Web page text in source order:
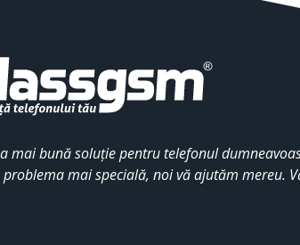
bună soluție pentru telefonul
mai specială, noi vă ajutăm mereu.